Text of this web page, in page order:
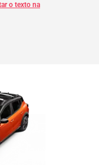
o texto na